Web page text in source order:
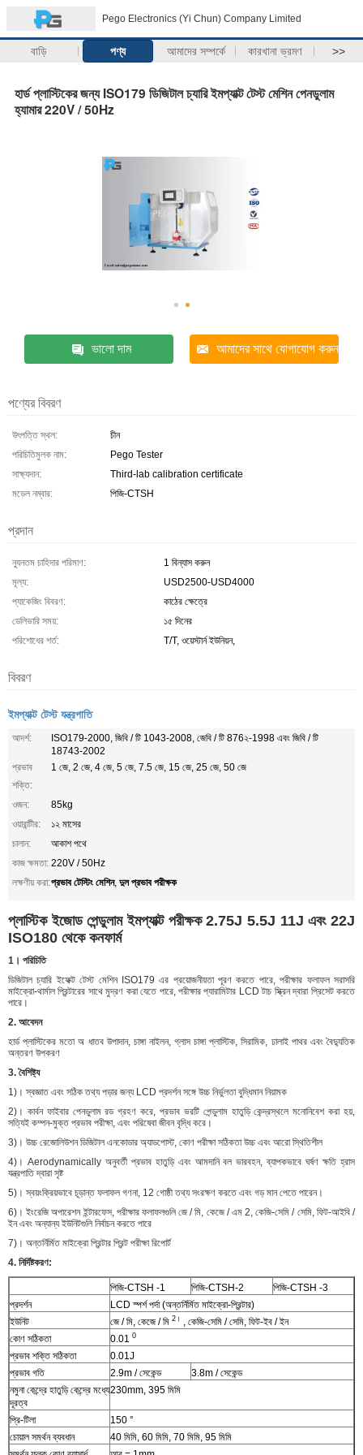
Pego Electronics (Yi Chun) Company Limited
বাড়ি পণ্য আমাদের সম্পর্কে কারখানা ভ্রমণ >>
হার্ড প্লাস্টিকের জন্য ISO179 ডিজিটাল চ্যারি ইমপ্যাক্ট টেস্ট মেশিন পেনডুলাম
হ্যামার 220V / 50Hz
ভালো দাম আমাদের সাথে যোগাযোগ করুন
পণ্যের বিবরণ
উৎপত্তি স্থল:
চীন
পরিচিতিমুলক নাম:
Pego Tester
সাক্ষ্যদান:
Third-lab calibration certificate
মডেল নম্বার:
পিজি-CTSH
প্রদান
ন্যূনতম চাহিদার পরিমাণ:
1 বিন্যাস করুন
মূল্য:
USD2500-USD4000
প্যাকেজিং বিবরণ:
কাঠের ক্ষেত্রে
ডেলিভারি সময়:
১৫ দিনের
পরিশোধের শর্ত:
T/T, ওয়েস্টার্ন ইউনিয়ন,
বিবরণ
ইমপ্যাক্ট টেস্ট যন্ত্রপাতি
আদর্শ:
ISO179-2000, জিবি / টি 1043-2008, জেবি / টি 876২-1998 এবং জিবি / টি
18743-2002
প্রভাব
শক্তি:
1 জে, 2 জে, 4 জে, 5 জে, 7.5 জে, 15 জে, 25 জে, 50 জে
ওজন:
85kg
ওয়ারান্টীর:
১২ মাসের
চালান:
আকাশ পথে
কাজ ক্ষমতা: 220V / 50Hz
লক্ষণীয় করা:প্রভাব টেস্টিং মেশিন, দুল প্রভাব পরীক্ষক
প্লাস্টিক ইজোড পেন্ডুলাম ইমপ্যাক্ট পরীক্ষক 2.75J 5.5J 11J এবং 22J
ISO180 থেকে কনফার্ম
1। পরিচিতি
ডিজিটাল চ্যারি ইফেক্ট টেস্ট মেশিন ISO179 এর প্রয়োজনীয়তা পূরণ করতে পারে, পরীক্ষার ফলাফল সরাসরি
মাইক্রো-থার্মাল প্রিন্টারের সাথে মুদ্রণ করা যেতে পারে, পরীক্ষার প্যারামিটার LCD টাচ স্ক্রিন দ্বারা প্রিসেট করতে
পারে।
2. আবেদন
হার্ড প্লাস্টিকের মতো অ ধাতব উপাদান, চাঙ্গা নাইলন, গ্লাস চাঙ্গা প্লাস্টিক, সিরামিক, ঢালাই পাথর এবং বৈদ্যুতিক
অন্তরণ উপকরণ
3. বৈশিষ্ট্য
1)। স্বজ্ঞাত এবং সঠিক তথ্য পড়ার জন্য LCD প্রদর্শন সঙ্গে উচ্চ নির্ভুলতা বুদ্ধিমান নিয়ামক
2)। কার্বন ফাইবার পেনডুলাম রড গ্রহণ করে, প্রভাব ভরটি পেন্ডুলাম হাতুড়ি কেন্দ্রস্থলে মনোনিবেশ করা হয়,
সত্যিই কম্পন-মুক্ত প্রভাব পরীক্ষা, এবং পরিষেবা জীবন বৃদ্ধি করে।
3)। উচ্চ রেজোলিউশন ডিজিটাল এনকোডার অ্যাডপোস্ট, কোণ পরীক্ষা সঠিকতা উচ্চ এবং আরো স্থিতিশীল
4)। Aerodynamically অনুবর্তী প্রভাব হাতুড়ি এবং আমদানি বল ভারবহন, ব্যাপকভাবে ঘর্ষণ ক্ষতি হ্রাস
যন্ত্রপাতি দ্বারা সৃষ্ট
5)। স্বয়ংক্রিয়ভাবে চূড়ান্ত ফলাফল গণনা, 12 গোষ্ঠী তথ্য সংরক্ষণ করতে এবং গড় মান পেতে পারেন।
6)। ইংরেজি অপারেশন ইন্টারফেস, পরীক্ষার ফলাফলগুলি জে / মি, কেজে / এম 2, কেজি-সেমি / সেমি, ফিট-আইবি /
ইন এবং অন্যান্য ইউনিটগুলি নির্বাচন করতে পারে
7)। অন্তর্নির্মিত মাইক্রো প্রিন্টার প্রিন্ট পরীক্ষা রিপোর্ট
4. নির্দিষ্টকরণ:
পিজি-CTSH -1 পিজি-CTSH-2
পিজি-CTSH -3
প্রদর্শন
LCD স্পর্শ পর্দা (অন্তর্নির্মিত মাইক্রো-প্রিন্টার)
ইউনিট
জে / মি, কেজে / মি 2। , কেজি-সেমি / সেমি, ফিট-ইব / ইন
কোণ সঠিকতা
0.01 0
প্রভাব শক্তি সঠিকতা
0.01J
প্রভাব গতি
2.9m / সেকেন্ড
3.8m / সেকেন্ড
নমুনা কেন্দ্রে হাতুড়ি কেন্দ্রে মধ্যে
দূরত্ব
230mm, 395 মিমি
প্রি-টিলা
150 °
চোয়াল সমর্থন ব্যবধান
40 মিমি, 60 মিমি, 70 মিমি, 95 মিমি